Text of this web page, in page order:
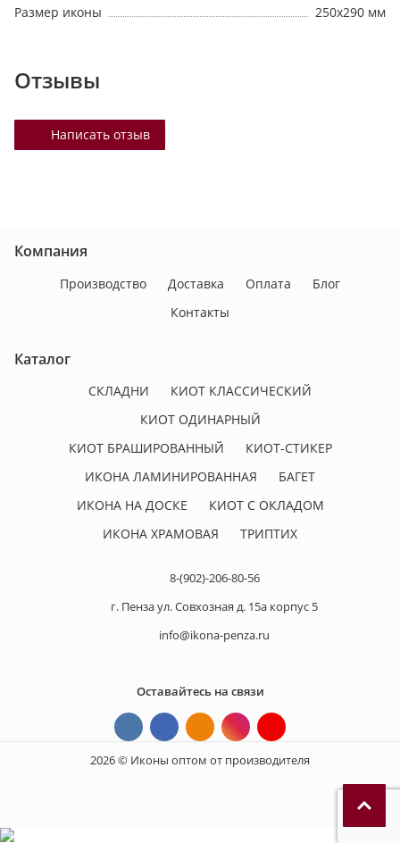
Размер иконы 250х290 мм
Отзывы
Написать отзыв
Компания
Производство Доставка Оплата
Блог
Контакты
Каталог
СКЛАДНИ
КИОТ КЛАССИЧЕСКИЙ
КИОТ ОДИНАРНЫЙ
КИОТ БРАШИРОВАННЫЙ
КИОТ-СТИКЕР
ИКОНА ЛАМИНИРОВАННАЯ
БАГЕТ
ИКОНА НА ДОСКЕ
КИОТ С ОКЛАДОМ
ИКОНА ХРАМОВАЯ
ТРИПТИХ
8-(902)-206-80-56
г. Пенза ул. Совхозная д. 15а корпус 5
info@ikona-penza.ru
Оставайтесь на связи
2026 © Иконы оптом от производителя
и